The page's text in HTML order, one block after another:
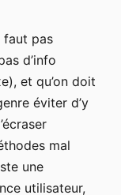
faut pas
d’info
et qu’on doit
éviter d’y
mal
une
utilisateur,